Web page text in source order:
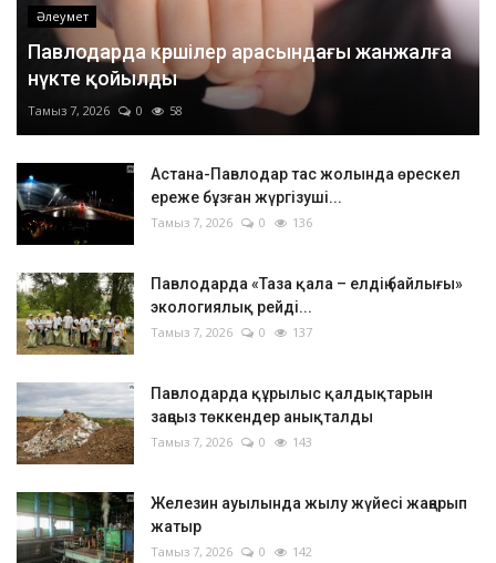
Әлеумет
Павлодарда көршілер арасындағы жанжалға
нүкте қойылды
Тамыз 7, 2026 0 58
Астана-Павлодар тас жолында өрескел
ереже бұзған жүргізуші...
Тамыз 7, 2026 0 136
Павлодарда «Таза қала – елдің байлығы»
экологиялық рейді...
Тамыз 7, 2026 0 137
Павлодарда құрылыс қалдықтарын
заңсыз төккендер анықталды
Тамыз 7, 2026 0 143
Железин ауылында жылу жүйесі жаңарып
жатыр
Тамыз 7, 2026 0 142